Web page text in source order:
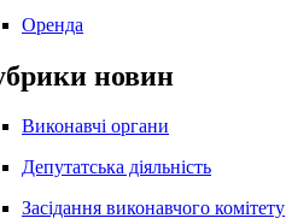
Оренда
новин
Виконавчі органи
Депутатська діяльність
Засідання виконавчого комітету